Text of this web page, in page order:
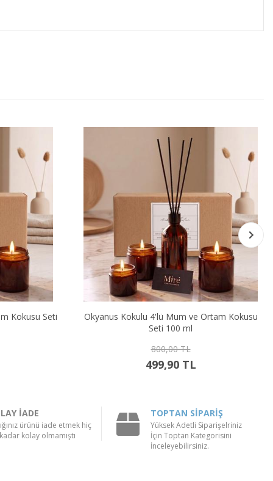
Kokusu
Portakal & Tarçın Kokulu 4'lü Mum ve Ortam
Kokusu Seti 100 ml
800,00 TL
499,90 TL
İADE
ürünü iade etmek hiç
kolay olmamıştı
TOPTAN SİPARİŞ
Yüksek Adetli Siparişelriniz
İçin Toptan Kategorisini
İnceleyebilirsiniz.